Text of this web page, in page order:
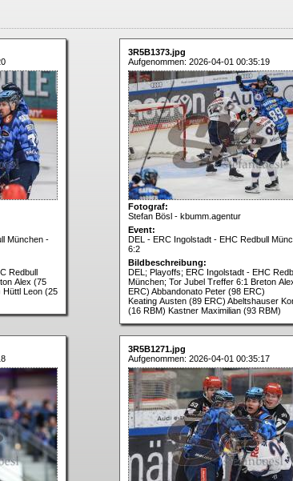
München -
Redbull
Alex (75
Hüttl Leon (25
3R5B1373.jpg
Aufgenommen: 2026-04-01 00:35:19
Fotograf:
Stefan Bösl - kbumm.agentur
Event:
DEL - ERC Ingolstadt - EHC Redbull
6:2
Bildbeschreibung:
DEL; Playoffs; ERC Ingolstadt - EHC
München; Tor Jubel Treffer 6:1 Breton
ERC) Abbandonato Peter (98 ERC)
Keating Austen (89 ERC) Abeltshauser
(16 RBM) Kastner Maximilian (93 RBM)
3R5B1271.jpg
Aufgenommen: 2026-04-01 00:35:17